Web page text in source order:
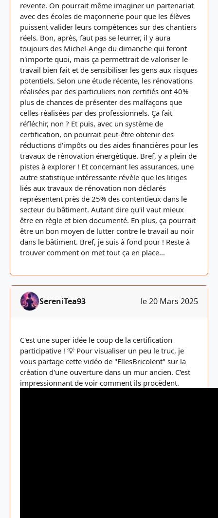
revente. On pourrait même imaginer un partenariat
avec des écoles de maçonnerie pour que les élèves
puissent valider leurs compétences sur des chantiers
réels. Bon, après, faut pas se leurrer, il y aura
toujours des Michel-Ange du dimanche qui feront
n'importe quoi, mais ça permettrait de valoriser le
travail bien fait et de sensibiliser les gens aux risques
potentiels. Selon une étude récente, les rénovations
réalisées par des particuliers non certifiés ont 40%
plus de chances de présenter des malfaçons que
celles réalisées par des professionnels. Ça fait
réfléchir, non ? Et puis, avec un système de
certification, on pourrait peut-être obtenir des
réductions d'impôts ou des aides financières pour les
travaux de rénovation énergétique. Bref, y a plein de
pistes à explorer ! Et concernant les assurances, une
autre statistique intéressante révèle que les litiges
liés aux travaux de rénovation non déclarés
représentent près de 25% des contentieux dans le
secteur du bâtiment. Autant dire qu'il vaut mieux
être en règle et bien documenté. En plus, ça pourrait
être un bon moyen de lutter contre le travail au noir
dans le bâtiment. Bref, je suis à fond pour ! Reste à
trouver comment on met tout ça en place...
SereniTea93 le 20 Mars 2025
C'est une super idée le coup de la certification
participative ! 💡 Pour visualiser un peu le truc, je
vous partage cette vidéo de "EllesBricolent" sur la
création d'une ouverture dans un mur ancien. C'est
impressionnant de voir comment ils procèdent.